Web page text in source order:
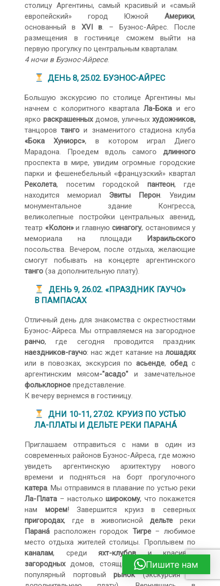
столицу Аргентины, самый красивый и «самый
европейский» город Южной Америки,
основанный в XVI в. – Буэнос-Айрес. После
размещения в гостинице сможем выйти на
первую прогулку по центральным кварталам.
4 ночи в Буэнос-Айресе.
ДЕНЬ 8, 25.02. БУЭНОС-АЙРЕС
Большую экскурсию по столице Аргентины мы
начнем с колоритного кварталаЛа-Бока и его
ярко раскрашенных домов, уличных художников,
танцоровтангои знаменитого стадиона клуба
«Бока Хуниорс», в котором играл Диего
Марадона. Проедем вдоль самого длинного
проспекта в мире, увидим огромные городские
парки и фешенебельный «французский» квартал
Реколета, посетим городской пантеон, где
находится мемориал Эвиты Перон. Увидим
монументальное здание Конгресса,
великолепные постройки центральных авенид,
театр «Колон» и главную синагогу, остановимся у
мемориала на площади
Израильского
посольства. Вечером, после отдыха, желающие
смогут побывать на концерте аргентинского
танго (за дополнительную плату).
ДЕНЬ 9, 26.02. «ПРАЗДНИК ГАУЧО»
В ПАМПАСАХ
Отличный день для знакомства с окрестностями
Буэнос-Айреса. Мы отправляемся на загородное
ранчо, где сегодня проводится праздник
наездников-гаучо: нас ждет катание на лошадях
или в повозках, экскурсия поасьенде,обедс
аргентинским мясом-"асадо" и замечательное
фольклорное представление.
К вечеру вернемся в гостиницу.
ДНИ 10-11, 27.02. КРУИЗ ПО УСТЬЮ
ЛА-ПЛАТЫ И ДЕЛЬТЕ РЕКИ ПАРАНÁ
Приглашаем отправиться с нами в один из
современных районов Буэнос-Айреса, где можно
увидеть аргентинскую архитектуру нового
времени и подняться на борт прогулочного
катера. Мы отправимся в плавание по устью реки
Ла-Плата – настолькоширокому, что покажется
нам морем! Завершится круиз в северных
пригородах, где в живописнойдельтереки
Паранá расположен городок Тигре – любимое
место отдыха жителей столицы. Проплывем по
каналам, среди яхт-клубови красивых
загородныхдомов, стоящих на воде, увидим
популярный портовый рынок(экскурсия за
Пишите нам